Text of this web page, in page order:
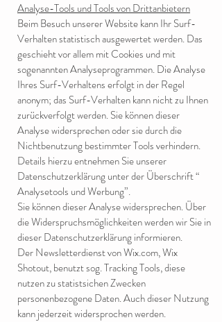
Analyse-Tools und Tools von Drittanbietern
Beim Besuch unserer Website kann Ihr Surf-
Verhalten statistisch ausgewertet werden. Das
geschieht vor allem mit Cookies und mit
sogenannten Analyseprogrammen. Die Analyse
Ihres Surf-Verhaltens erfolgt in der Regel
anonym; das Surf-Verhalten kann nicht zu Ihnen
zurückverfolgt werden. Sie können dieser
Analyse widersprechen oder sie durch die
Nichtbenutzung bestimmter Tools verhindern.
Details hierzu entnehmen Sie unserer
Datenschutzerklärung unter der Überschrift “
Analysetools und Werbung”.
Sie können dieser Analyse widersprechen. Über
die Widerspruchsmöglichkeiten werden wir Sie in
dieser Datenschutzerklärung informieren.
Der Newsletterdienst von Wix.com, Wix
Shotout, benutzt sog. Tracking Tools, diese
nutzen zu statistsichen Zwecken
personenbezogene Daten. Auch dieser Nutzung
kann jederzeit widersprochen werden.